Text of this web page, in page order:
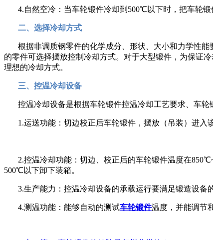
4.自然空冷：当车轮锻件冷却到500℃以下时，把车轮锻
二、选择冷却方式
根据非调质钢零件的化学成分、形状、大小和力学性
的零件可选择摆放控制冷却方式。对于大型锻件，为保证
理想的冷却方式。
三、控温冷却设备
控温冷却设备是根据车轮锻件控温冷却工艺要求、车
1.运送功能：切边校正后车轮锻件，摆放（吊装）进入
2.控温冷却功能：切边、校正后的车轮锻件温度在
500℃以下卸下装箱。
3.生产能力：控温冷却设备的承载运行要满足锻造设备
4.测温功能：能够自动的测试车轮锻件温度，并能调节